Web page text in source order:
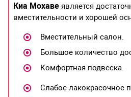
Киа Мохаве является
вместительности и хорошей
Вместительный салон.
Большое количество
Комфортная подвеска.
Слабое лакокрасочное